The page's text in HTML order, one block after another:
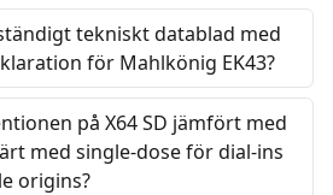
tekniskt datablad med
för Mahlkönig EK43?
på X64 SD jämfört med
med single-dose för dial-ins
origins?